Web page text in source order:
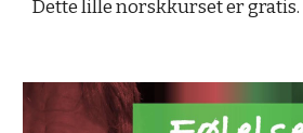
Dette lille norskkurset er gratis.